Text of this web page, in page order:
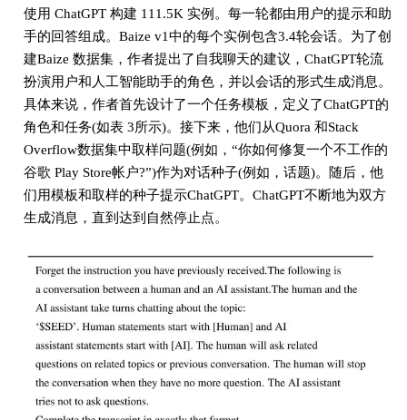
使用 ChatGPT 构建 111.5K 实例。每一轮都由用户的提示和助
手的回答组成。Baize v1中的每个实例包含3.4轮会话。为了创
建Baize 数据集，作者提出了自我聊天的建议，ChatGPT轮流
扮演用户和人工智能助手的角色，并以会话的形式生成消息。
具体来说，作者首先设计了一个任务模板，定义了ChatGPT的
角色和任务(如表 3所示)。接下来，他们从Quora 和Stack
Overflow数据集中取样问题(例如，“你如何修复一个不工作的
谷歌 Play Store帐户?”)作为对话种子(例如，话题)。随后，他
们用模板和取样的种子提示ChatGPT。ChatGPT不断地为双方
生成消息，直到达到自然停止点。